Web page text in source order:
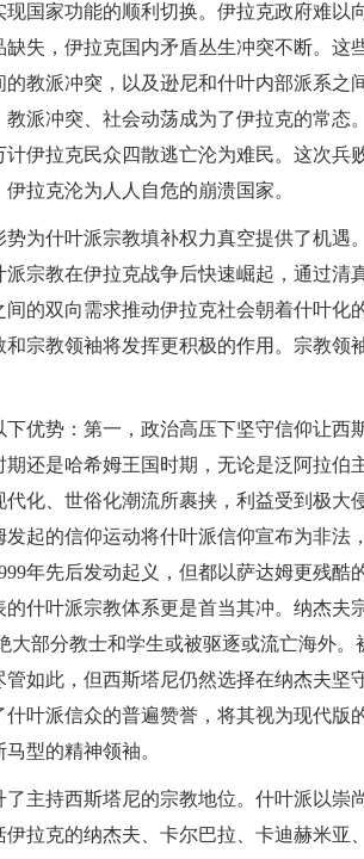
现国家功能的顺利切换。伊拉克政府难
失，伊拉克国内矛盾丛生冲突不断。这
教派冲突，以及逊尼和什叶内部派系之
派冲突、社会动荡成为了伊拉克的常态
伊拉克民众四散逃亡沦为难民。这次兵
拉克沦为人人自危的崩溃国家。
为什叶派宗教填补权力真空提供了机遇
宗教在伊拉克战争后快速崛起，通过清
的双向需求推动伊拉克社会朝着什叶化
宗教领袖将发挥更积极的作用。宗教
优势：第一，政治高压下坚守信仰让西
还是哈希姆王国时期，无论是泛阿拉
化、世俗化潮流所裹挟，利益受到极大
发起的信仰运动将什叶派信仰宣布为非
年先后发动起义，但都以萨达姆更残
什叶派宗教体系更是首当其冲。纳杰夫
大部分教士和学生或被驱逐或流亡海外
如此，但西斯塔尼仍然选择在纳杰夫坚
叶派信众的普遍赞誉，将其视为现代
型的精神领袖。
主持西斯塔尼的宗教地位。什叶派以崇
拉克的纳杰夫、卡尔巴拉、卡迪赫米亚